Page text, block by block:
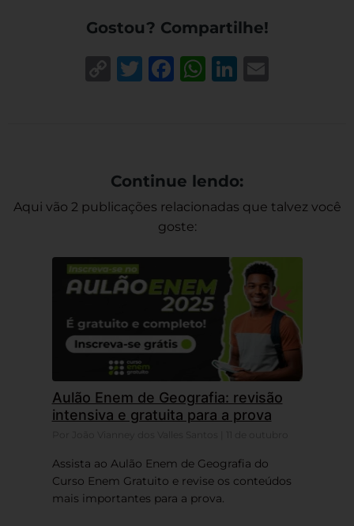
Gostou? Compartilhe!
CopyTwitter
Facebook
WhatsApp
LinkedIn
Continue lendo:
Aqui vão 2 publicações relacionadas que talvez você
goste:
Aulão Enem de Geografia: revisão
intensiva e gratuita para a prova
Assista ao Aulão Enem de Geografia do
Curso Enem Gratuito e revise os conteúdos
mais importantes para a prova.